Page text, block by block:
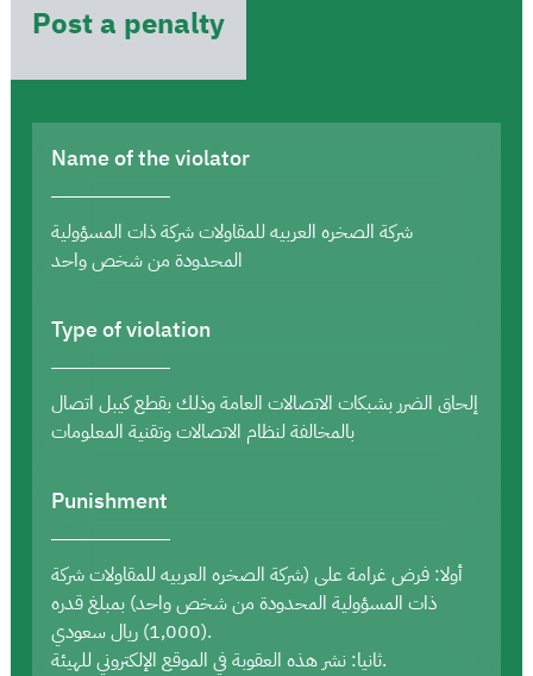
Post a penalty
Name of the violator
شركة الصخره العربيه للمقاولات شركة ذات المسؤولية
المحدودة من شخص واحد
Type of violation
إلحاق الضرر بشبكات الاتصالات العامة وذلك بقطع كيبل اتصال
بالمخالفة لنظام الاتصالات وتقنية المعلومات
Punishment
أولا: فرض غرامة على (شركة الصخره العربيه للمقاولات شركة
ذات المسؤولية المحدودة من شخص واحد) بمبلغ قدره
(1,000) ريال سعودي.
ثانيا: نشر هذه العقوبة في الموقع الإلكتروني للهيئة.